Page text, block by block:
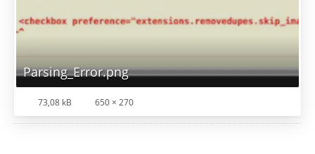
Parsing_Error.png
73,08 kB 650 × 270